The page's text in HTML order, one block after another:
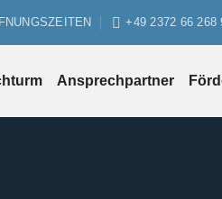
+49 2372 66 268
Ansprechpartner